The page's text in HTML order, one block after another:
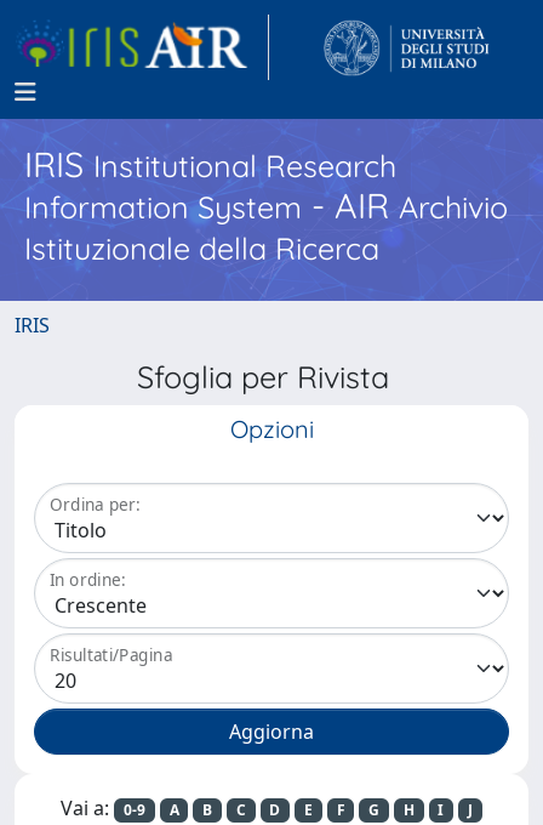
IRISInstitutional Research
Information System - AIR Archivio
Istituzionale della Ricerca
IRIS
Sfoglia per Rivista
Opzioni
Ordina per:
In ordine:
Risultati/Pagina
Vai a: 0-9 A B C D E F G H I
J